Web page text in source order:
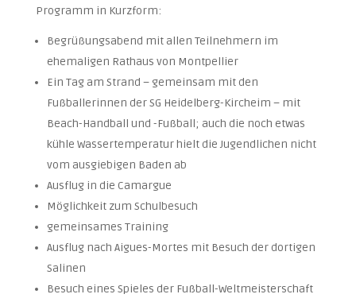
Programm in Kurzform:
Begrüßungsabend mit allen Teilnehmern im
ehemaligen Rathaus von Montpellier
Ein Tag am Strand – gemeinsam mit den
Fußballerinnen der SG Heidelberg-Kircheim – mit
Beach-Handball und -Fußball; auch die noch etwas
kühle Wassertemperatur hielt die Jugendlichen nicht
vom ausgiebigen Baden ab
Ausflug in die Camargue
Möglichkeit zum Schulbesuch
gemeinsames Training
Ausflug nach Aigues-Mortes mit Besuch der dortigen
Salinen
Besuch eines Spieles der Fußball-Weltmeisterschaft